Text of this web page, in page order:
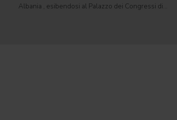
Albania , esibendosi al Palazzo dei Congressi di